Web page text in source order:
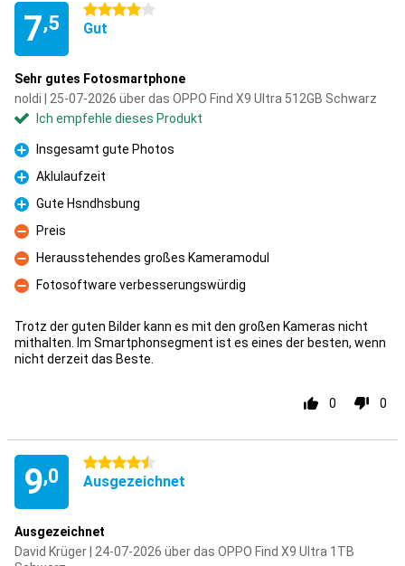
7,5
4 Sterne
Gut
Sehr gutes Fotosmartphone
noldi | 25-07-2026 über das OPPO Find X9 Ultra 512GB Schwarz
Ich empfehle dieses Produkt
Pro
Insgesamt gute Photos
Pro
Aklulaufzeit
Pro
Gute Hsndhsbung
Kontra
Preis
Kontra
Herausstehendes großes Kameramodul
Kontra
Fotosoftware verbesserungswürdig
Trotz der guten Bilder kann es mit den großen Kameras nicht
mithalten. Im Smartphonsegment ist es eines der besten, wenn
nicht derzeit das Beste.
0 0
9,0
4.5 Sterne
Ausgezeichnet
Ausgezeichnet
David Krüger | 24-07-2026 über das OPPO Find X9 Ultra 1TB